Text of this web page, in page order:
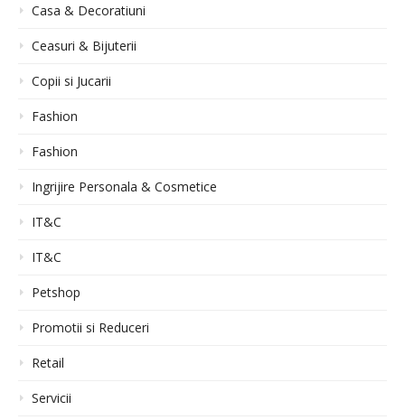
Casa & Decoratiuni
Ceasuri & Bijuterii
Copii si Jucarii
Fashion
Fashion
Ingrijire Personala & Cosmetice
IT&C
IT&C
Petshop
Promotii si Reduceri
Retail
Servicii